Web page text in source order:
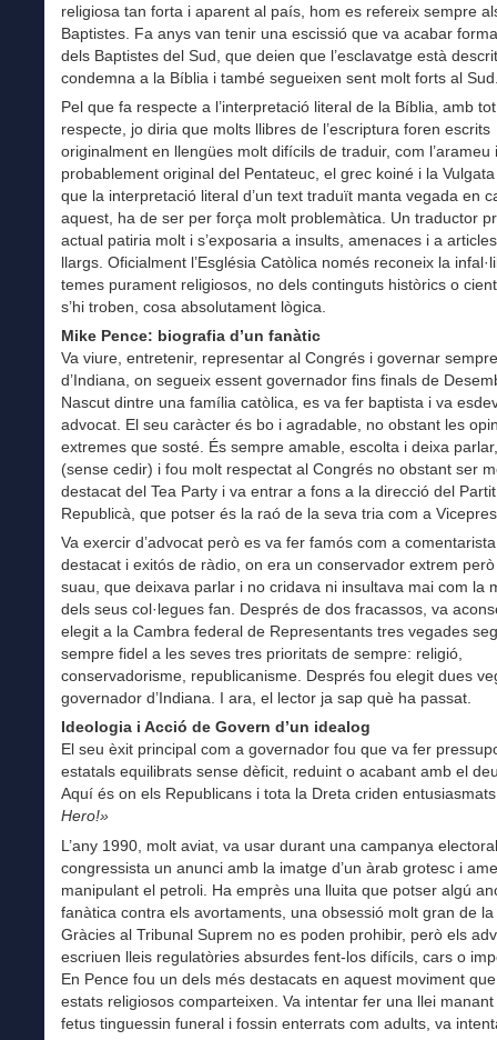
religiosa tan forta i aparent al país, hom es refereix sempre
Baptistes. Fa anys van tenir una escissió que va acabar
dels Baptistes del Sud, que deien que l’esclavatge està
condemna a la Bíblia i també segueixen sent molt forts al
Pel que fa respecte a l’interpretació literal de la Bíblia, amb
respecte, jo diria que molts llibres de l’escriptura foren escrits
originalment en llengües molt difícils de traduir, com l’arameu
probablement original del Pentateuc, el grec koiné i la
que la interpretació literal d’un text traduït manta vegada en
aquest, ha de ser per força molt problemàtica. Un traductor
actual patiria molt i s’exposaria a insults, amenaces i a
llargs. Oficialment l’Església Catòlica només reconeix la
temes purament religiosos, no dels continguts històrics o
s’hi troben, cosa absolutament lògica.
Mike Pence: biografia d’un fanàtic
Va viure, entretenir, representar al Congrés i governar
d’Indiana, on segueix essent governador fins finals de
Nascut dintre una família catòlica, es va fer baptista i va
advocat. El seu caràcter és bo i agradable, no obstant les
extremes que sosté. És sempre amable, escolta i deixa
(sense cedir) i fou molt respectat al Congrés no obstant ser
destacat del Tea Party i va entrar a fons a la direcció del Partit
Republicà, que potser és la raó de la seva tria com a
Va exercir d’advocat però es va fer famós com a
destacat i exitós de ràdio, on era un conservador extrem
suau, que deixava parlar i no cridava ni insultava mai com la
dels seus col·legues fan. Després de dos fracassos, va
elegit a la Cambra federal de Representants tres vegades
sempre fidel a les seves tres prioritats de sempre: religió,
conservadorisme, republicanisme. Després fou elegit dues
governador d’Indiana. I ara, el lector ja sap què ha passat.
Ideologia i Acció de Govern d’un idealog
El seu èxit principal com a governador fou que va fer
estatals equilibrats sense dèficit, reduint o acabant amb el
Aquí és on els Republicans i tota la Dreta criden
Hero!»
L’any 1990, molt aviat, va usar durant una campanya
congressista un anunci amb la imatge d’un àrab grotesc i
manipulant el petroli. Ha emprès una lluita que potser algú
fanàtica contra els avortaments, una obsessió molt gran de
Gràcies al Tribunal Suprem no es poden prohibir, però els
escriuen lleis regulatòries absurdes fent-los difícils, cars o
En Pence fou un dels més destacats en aquest moviment
estats religiosos comparteixen. Va intentar fer una llei
fetus tinguessin funeral i fossin enterrats com adults, va